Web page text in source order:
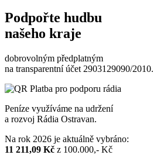
Podpořte hudbu
našeho kraje
dobrovolným předplatným
na transparentní účet 2903129090/2010.
Peníze využíváme na udržení
a rozvoj Rádia Ostravan.
Na rok 2026 je aktuálně vybráno:
11 211,09 Kč z 100.000,- Kč